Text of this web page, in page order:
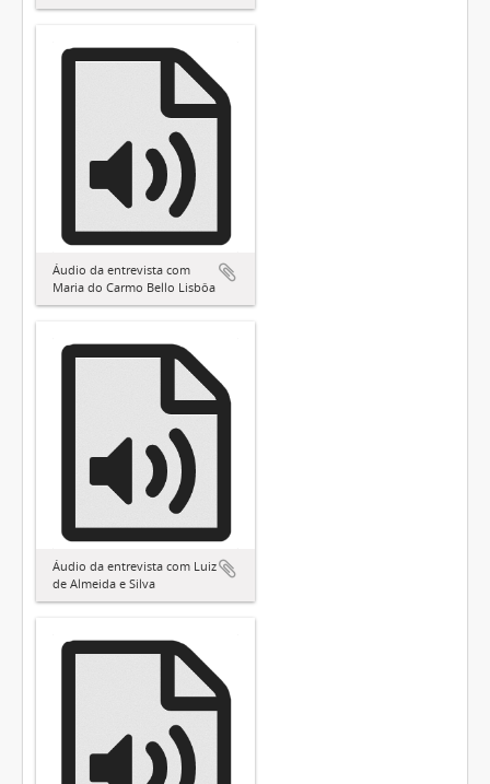
Áudio da entrevista com
Maria do Carmo Bello Lisbôa
Áudio da entrevista com Luiz
de Almeida e Silva